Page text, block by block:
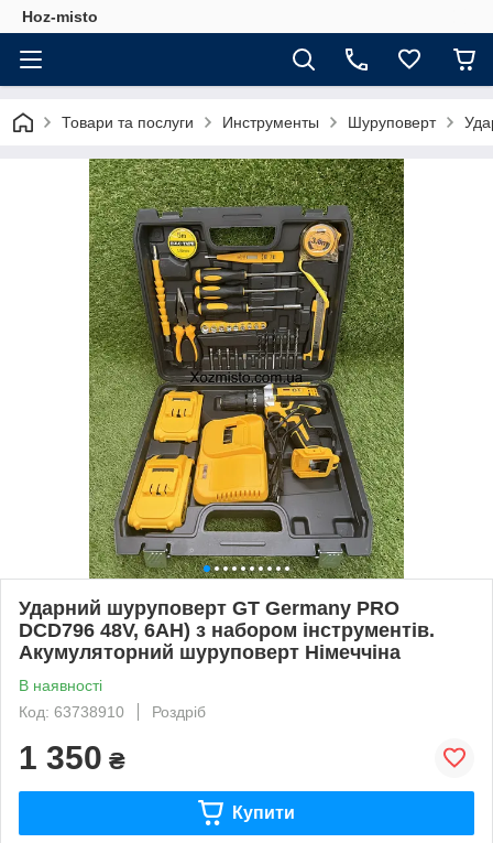
Hoz-misto
Товари та послуги Инструменты Шуруповерт
Ударний шуруповерт GT Germany PRO
DCD796 48V, 6AH) з набором інструментів.
Акумуляторний шуруповерт Німеччіна
В наявності
Код: 63738910
Роздріб
1 350 ₴
Купити